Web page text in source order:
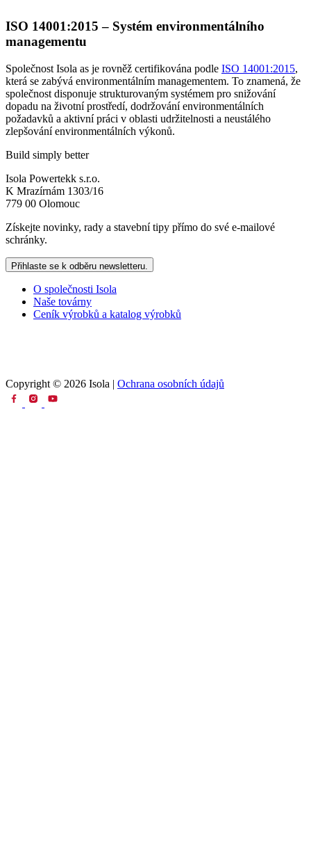
ISO 14001:2015 – Systém environmentálního
managementu
Společnost Isola as je rovněž certifikována podle ISO 14001:2015,
která se zabývá environmentálním managementem. To znamená, že
společnost disponuje strukturovaným systémem pro snižování
dopadu na životní prostředí, dodržování environmentálních
požadavků a aktivní práci v oblasti udržitelnosti a neustálého
zlepšování environmentálních výkonů.
Build simply better
Isola Powertekk s.r.o.
K Mrazírnám 1303/16
779 00 Olomouc
Získejte novinky, rady a stavební tipy přímo do své e-mailové
schránky.
Přihlaste se k odběru newsletteru.
O společnosti Isola
Naše továrny
Ceník výrobků a katalog výrobků
Copyright © 2026 Isola | Ochrana osobních údajů